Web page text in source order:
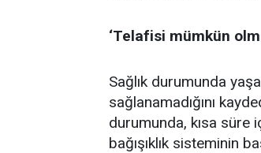
‘Telafisi mümkün
Sağlık durumunda
sağlanamadığını
durumunda, kısa süre
bağışıklık sisteminin